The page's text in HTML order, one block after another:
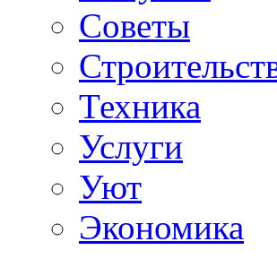
Советы
Техника
Услуги
Уют
Экономика